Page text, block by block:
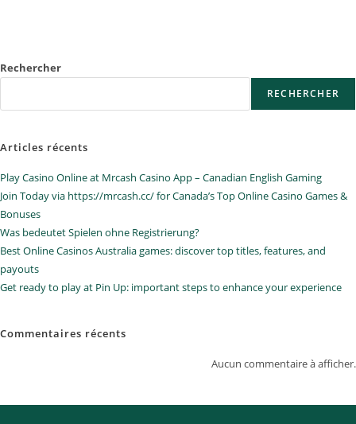
Rechercher
RECHERCHER
Articles récents
Play Casino Online at Mrcash Casino App – Canadian English Gaming
Join Today via https://mrcash.cc/ for Canada’s Top Online Casino Games &
Bonuses
Was bedeutet Spielen ohne Registrierung?
Best Online Casinos Australia games: discover top titles, features, and
payouts
Get ready to play at Pin Up: important steps to enhance your experience
Commentaires récents
Aucun commentaire à afficher.